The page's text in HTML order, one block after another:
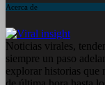
Acerca de
Noticias virales,
siempre un paso
explorar historias que